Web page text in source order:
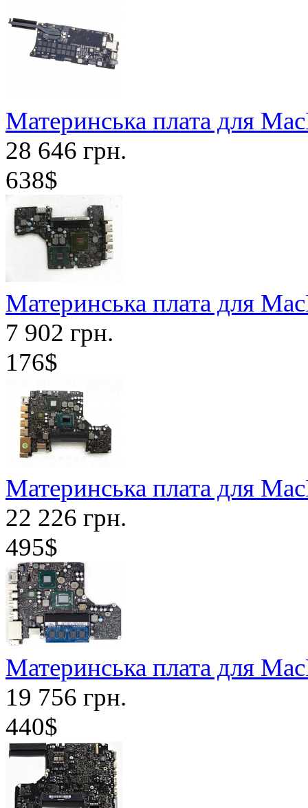
Материнська плата для
28 646 грн.
638$
Материнська плата для
7 902 грн.
176$
Материнська плата для
22 226 грн.
495$
Материнська плата для
19 756 грн.
440$